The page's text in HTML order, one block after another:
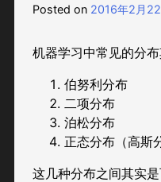
Posted on 2016年2月
机器学习中常见的分布
伯努利分布
二项分布
泊松分布
正态分布（高斯
这几种分布之间其实